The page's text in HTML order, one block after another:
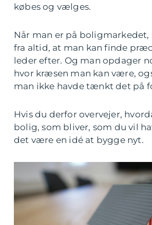
købes og vælges.
Når man er på boligmarkedet,
fra altid, at man kan finde
leder efter. Og man opdager
hvor kræsen man kan være,
man ikke havde tænkt det på
Hvis du derfor overvejer,
bolig, som bliver, som du vil
det være en idé at bygge nyt.